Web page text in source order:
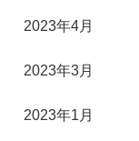
2023年4月
2023年3月
2023年1月